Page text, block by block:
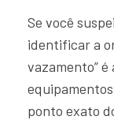
Se você
identificar a
vazamento” é
ponto exato